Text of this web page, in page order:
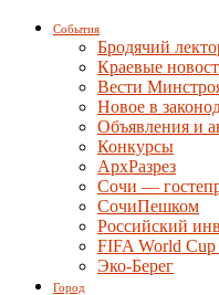
События
Бродячий
Краевые
Вести
Новое в
Объявления и
Конкурсы
АрхРазрез
Сочи —
СочиПешком
Российский
FIFA World Cup
Эко-Берег
Город